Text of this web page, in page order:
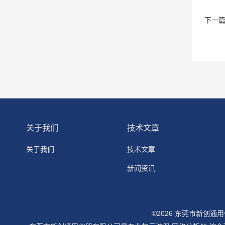
下一
关于我们
关于我们
技术文章
技术文章
新闻资讯
©2026 东莞市新创通